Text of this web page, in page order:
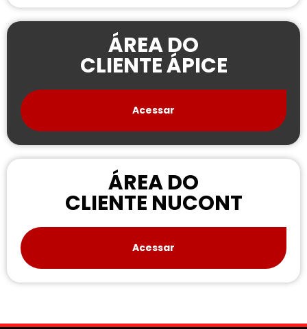
ÁREA DO
CLIENTE ÁPICE
Acessar
ÁREA DO
CLIENTE NUCONT
Acessar